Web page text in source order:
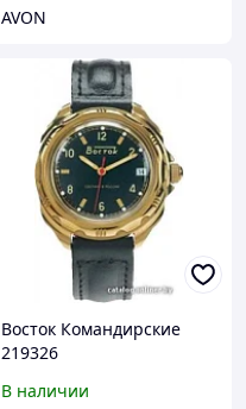
AVON
Восток Командирские
219326
В наличии